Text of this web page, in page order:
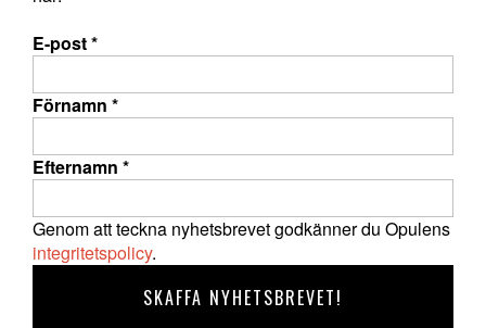
E-post*
Förnamn *
Efternamn *
Genom att teckna nyhetsbrevet godkänner du Opulens
integritetspolicy.